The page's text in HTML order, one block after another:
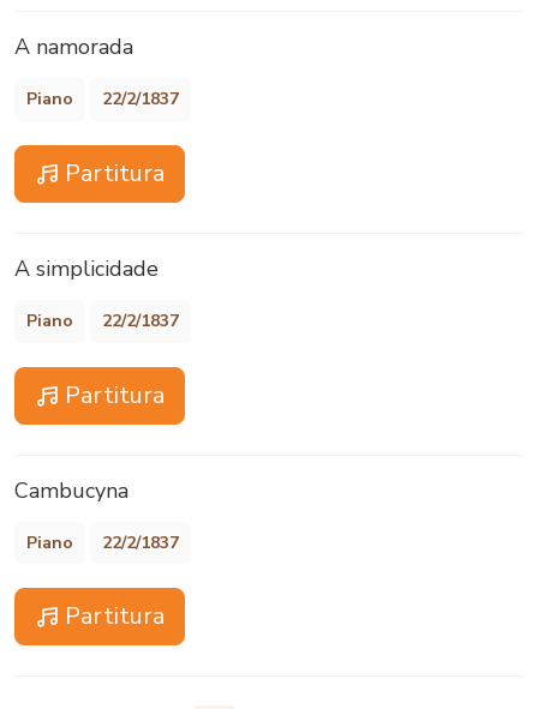
A namorada
Piano 22/2/1837
Partitura
A simplicidade
Piano 22/2/1837
Partitura
Cambucyna
Piano 22/2/1837
Partitura